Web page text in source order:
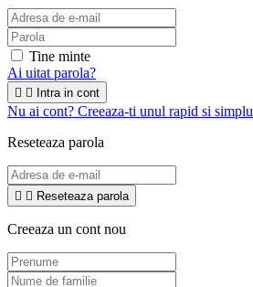
Tine minte
Ai uitat parola?
  Intra in cont
Nu ai cont? Creeaza-ti unul rapid si simplu
Reseteaza parola
  Reseteaza parola
Creeaza un cont nou